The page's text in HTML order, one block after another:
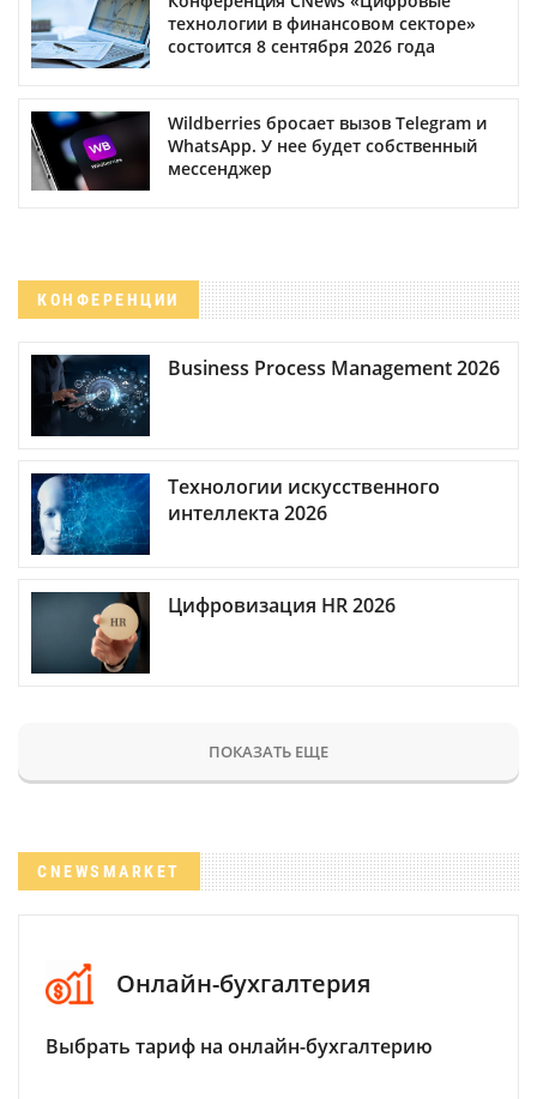
технологии в финансовом секторе»
состоится 8 сентября 2026 года
Wildberries бросает вызов Telegram и
WhatsApp. У нее будет собственный
мессенджер
КОНФЕРЕНЦИИ
Business Process Management 2026
Технологии искусственного
интеллекта 2026
Цифровизация HR 2026
ПОКАЗАТЬ ЕЩЕ
CNEWSMARKET
Онлайн-бухгалтерия
Выбрать тариф на онлайн-бухгалтерию